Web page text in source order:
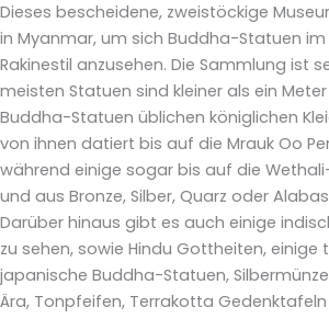
Dieses bescheidene, zweistöckige
in Myanmar, um sich Buddha-Statuen
Rakinestil anzusehen. Die Sammlung ist
meisten Statuen sind kleiner als ein
Buddha-Statuen üblichen königlichen
von ihnen datiert bis auf die Mrauk Oo
während einige sogar bis auf die
und aus Bronze, Silber, Quarz oder
Darüber hinaus gibt es auch einige
zu sehen, sowie Hindu Gottheiten, einige
japanische Buddha-Statuen,
Ära, Tonpfeifen, Terrakotta